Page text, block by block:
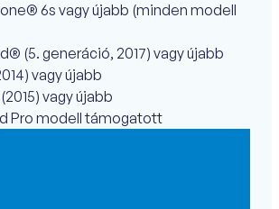
6s vagy újabb (minden modell
(5. generáció, 2017) vagy újabb
vagy újabb
vagy újabb
Pro modell támogatott